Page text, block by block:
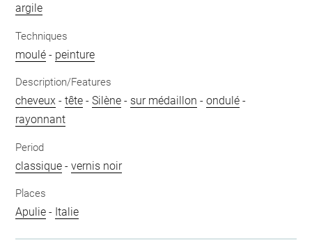
argile
Techniques
moulé - peinture
Description/Features
cheveux -tête -Silène - sur médaillon -ondulé -
rayonnant
Period
classique -vernis noir
Places
Apulie - Italie